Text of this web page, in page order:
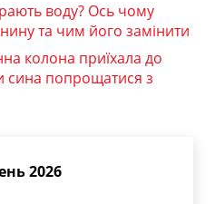
воду? Ось чому
та чим його замінити
колона приїхала до
сина попрощатися з
2026